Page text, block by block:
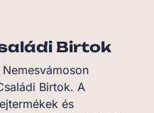
Birtok
Birtok. A
és